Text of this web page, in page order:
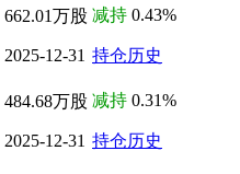
662.01万股
2025-12-31
减持 0.43%
持仓历史
484.68万股
2025-12-31
减持 0.31%
持仓历史